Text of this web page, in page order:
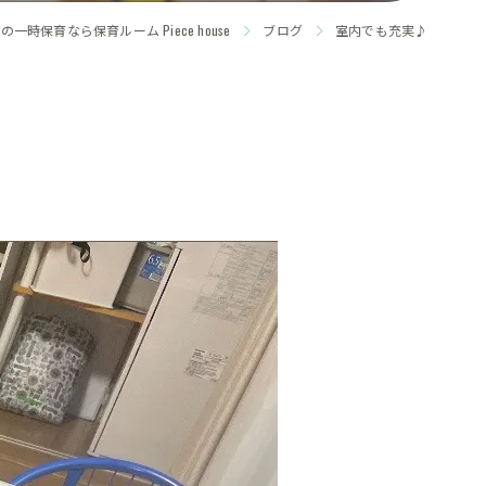
一時保育なら保育ルーム Piece house ブログ 室内でも充実♪